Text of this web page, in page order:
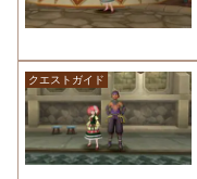
クエストガイド